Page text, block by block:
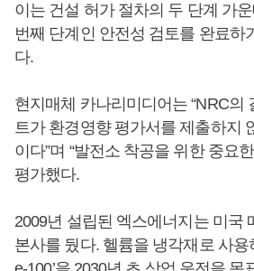
이는 건설 허가 절차의 두 단계 가
번째 단계인 안전성 검토를 완료하
다.
현지매체 카나리미디어는 “NRC의
트가 환경영향 평가서를 제출하지
이다”며 “발전소 착공을 위한 중요
평가했다.
2009년 설립된 엑스에너지는 미국
본사를 뒀다. 헬륨을 냉각재로 사용